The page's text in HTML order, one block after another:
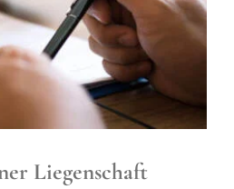
Liegenschaft